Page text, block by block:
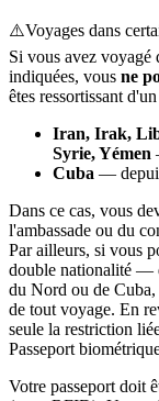
⚠️Voyages dans
Si vous avez voyagé
indiquées, vous ne
êtes ressortissant
Iran, Irak,
Syrie, Yémen
Cuba —
Dans ce cas, vous
l'ambassade ou du
Par ailleurs, si vous
double nationalité —
du Nord ou de
de tout voyage. En
seule la restriction
Passeport
Votre passeport doit